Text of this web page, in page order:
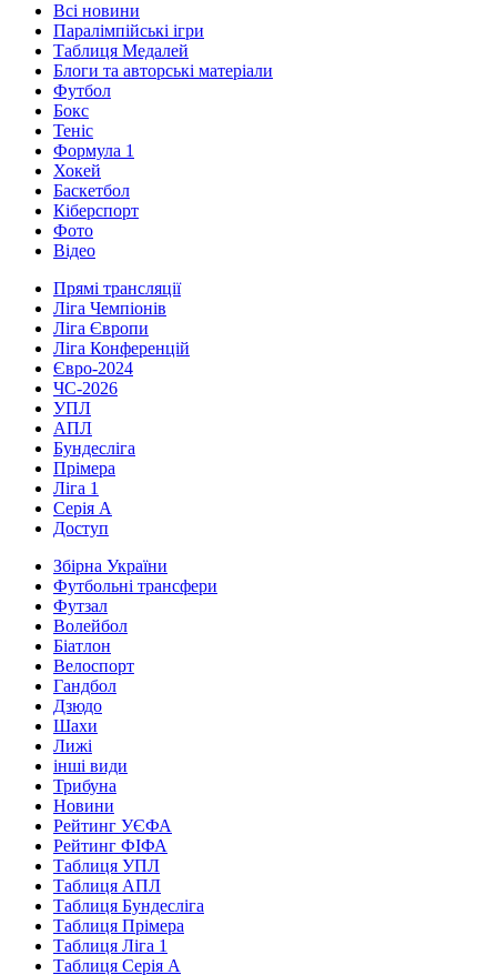
Всі новини
Паралімпійські ігри
Таблиця Медалей
Блоги та авторські матеріали
Футбол
Бокс
Теніс
Формула 1
Хокей
Баскетбол
Кіберспорт
Фото
Відео
Прямі трансляції
Ліга Чемпіонів
Ліга Європи
Ліга Конференцій
Євро-2024
ЧС-2026
УПЛ
АПЛ
Бундесліга
Прімера
Ліга 1
Серія А
Доступ
Збірна України
Футбольні трансфери
Футзал
Волейбол
Біатлон
Велоспорт
Гандбол
Дзюдо
Шахи
Лижі
інші види
Трибуна
Новини
Рейтинг УЄФА
Рейтинг ФІФА
Таблиця УПЛ
Таблиця АПЛ
Таблиця Бундесліга
Таблиця Прімера
Таблиця Ліга 1
Таблиця Серія А